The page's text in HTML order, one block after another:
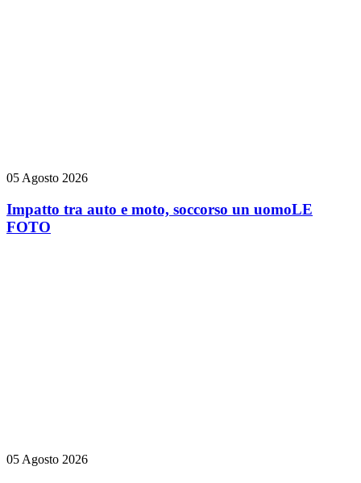
05 Agosto 2026
Impatto tra auto e moto, soccorso un uomoLE
FOTO
05 Agosto 2026